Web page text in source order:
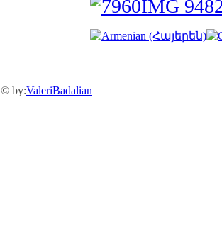
© by:ValeriBadalian